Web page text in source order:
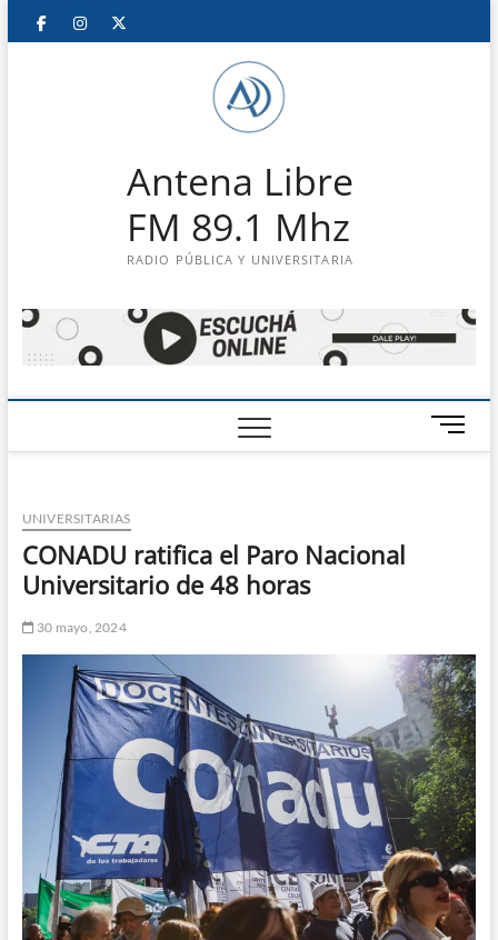
Saltar
FacebookInstagram
Antena Libre
FM 89.1 Mhz
RADIO PÚBLICA Y UNIVERSITARIA
B
o
ú
UNIVERSITARIAS
CONADU ratifica el Paro Nacional
Universitario de 48 horas
30 mayo, 2024